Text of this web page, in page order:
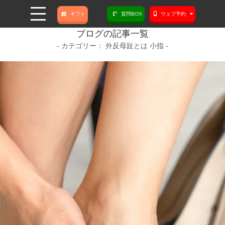
ギフト 質問BOX ウェブ予約
ブログの記事一覧
外反母趾とは 小指